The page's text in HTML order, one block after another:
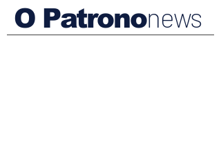
O Patrononews